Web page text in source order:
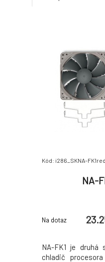
Kód: i286_SKNA-
NA-
Na dotaz
NA-FK1 je druhá
chladič